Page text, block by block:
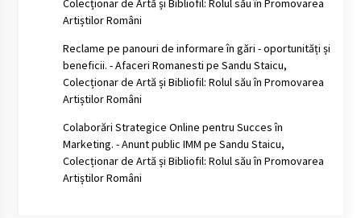
Colecționar de Artă și Bibliofil: Rolul său în Promovarea
Artiștilor Români
Reclame pe panouri de informare în gări - oportunități și
beneficii. - Afaceri Romanesti pe Sandu Staicu,
Colecționar de Artă și Bibliofil: Rolul său în Promovarea
Artiștilor Români
Colaborări Strategice Online pentru Succes în
Marketing. - Anunt public IMM pe Sandu Staicu,
Colecționar de Artă și Bibliofil: Rolul său în Promovarea
Artiștilor Români